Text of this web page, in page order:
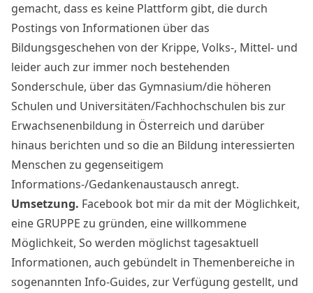
gemacht, dass es keine Plattform gibt, die durch
Postings von Informationen über das
Bildungsgeschehen von der Krippe, Volks-, Mittel- und
leider auch zur immer noch bestehenden
Sonderschule, über das Gymnasium/die höheren
Schulen und Universitäten/Fachhochschulen bis zur
Erwachsenenbildung in Österreich und darüber
hinaus berichten und so die an Bildung interessierten
Menschen zu gegenseitigem
Informations-/Gedankenaustausch anregt.
Umsetzung. Facebook bot mir da mit der Möglichkeit,
eine GRUPPE zu gründen, eine willkommene
Möglichkeit, So werden möglichst tagesaktuell
Informationen, auch gebündelt in Themenbereiche in
sogenannten Info-Guides, zur Verfügung gestellt, und